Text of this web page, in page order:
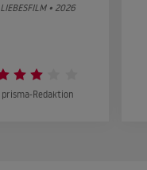
LIEBESFILM • 2026
prisma-Redaktion